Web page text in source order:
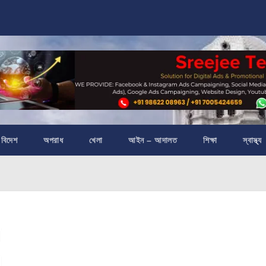
বিদেশ অপরাধ খেলা আইন – আদালত শিক্ষা স্বাস্থ্য